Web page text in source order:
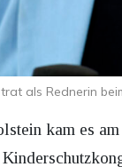
als Rednerin
kam es